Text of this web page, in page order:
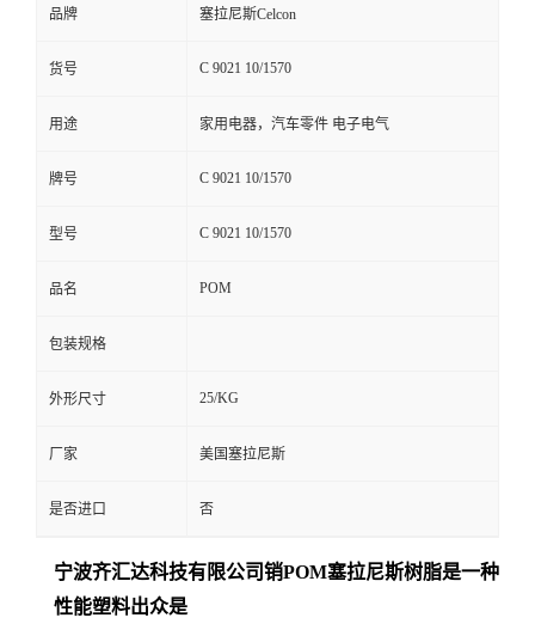
品牌 塞拉尼斯Celcon
货号 C 9021 10/1570
用途 家用电器，汽车零件 电子电气
牌号 C 9021 10/1570
型号 C 9021 10/1570
品名 POM
包装规格
外形尺寸 25/KG
厂家 美国塞拉尼斯
是否进口 否
宁波齐汇达科技有限公司销POM塞拉尼斯树脂是一种
性能塑料出众是